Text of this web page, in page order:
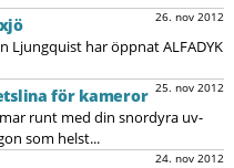
26. nov 2012
Ljungquist har öppnat ALFADYK
25. nov 2012
för kameror
runt med din snordyra uv-
som helst...
24. nov 2012